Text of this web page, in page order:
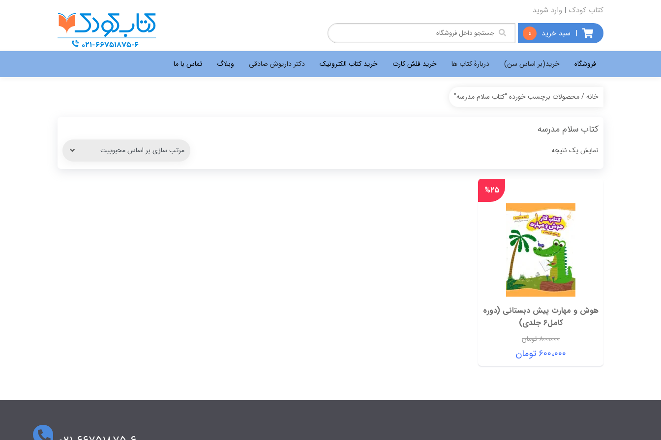
کتاب کودک | وارد شوید
| سبد خرید 0
فروشگاه خرید(بر اساس سن) دربارۀ کتاب ها خرید فلش کارت خرید کتاب الکترونیک دکتر داریوش صادقی وبلاگ تماس با ما
خانه/ محصولات برچسب خورده “کتاب سلام مدرسه”
کتاب سلام مدرسه
نمایش یک نتیجه
هوش و مهارت پیش دبستانی (دوره
کامل6 جلدی)
۸۰۰،۰۰۰تومان
قیمت
اصلی:
۶۰۰،۰۰۰ تومان
قیمت
%۲۵